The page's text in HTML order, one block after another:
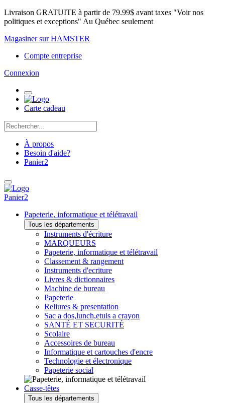
Livraison GRATUITE à partir de 79.99$ avant taxes "Voir nos
politiques et exceptions" Au Québec seulement
Magasiner sur HAMSTER
Compte entreprise
Connexion
Carte cadeau
À propos
Besoin d'aide?
Panier2
Panier2
Papeterie, informatique et télétravail
Tous les départements
Instruments d'écriture
MARQUEURS
Papeterie, informatique et télétravail
Classement & rangement
Instruments d'ecriture
Livres & dictionnaires
Machine de bureau
Papeterie
Reliures & presentation
Sac a dos,lunch,etuis a crayon
SANTÉ ET SECURITÉ
Scolaire
Accessoires de bureau
Informatique et cartouches d'encre
Technologie et électronique
Papeterie social
Casse-têtes
Tous les départements